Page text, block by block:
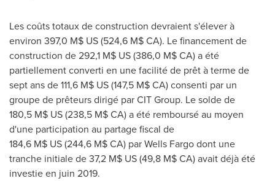
Les coûts totaux de construction devraient s'élever à
environ 397,0 M$ US (524,6 M$ CA). Le financement de
construction de 292,1 M$ US (386,0 M$ CA) a été
partiellement converti en une facilité de prêt à terme de
sept ans de 111,6 M$ US (147,5 M$ CA) consenti par un
groupe de prêteurs dirigé par CIT Group. Le solde de
180,5 M$ US (238,5 M$ CA) a été remboursé au moyen
d'une participation au partage fiscal de
184,6 M$ US (244,6 M$ CA) par Wells Fargo dont une
tranche initiale de 37,2 M$ US (49,8 M$ CA) avait déjà été
investie en juin 2019.